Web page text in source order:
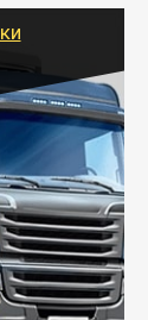
от 5 до
и мед.